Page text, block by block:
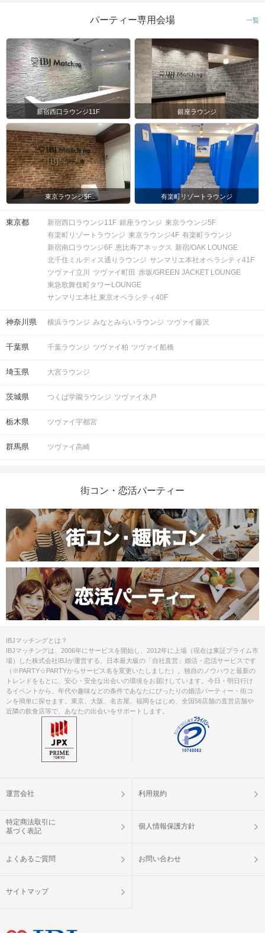
パーティー専用会場 一覧
新宿西口ラウンジ11F 銀座ラウンジ
東京ラウンジ5F 有楽町リゾートラウンジ
東京都 新宿西口ラウンジ11F 銀座ラウンジ 東京ラウンジ5F
有楽町リゾートラウンジ 東京ラウンジ4F 有楽町ラウンジ
新宿南口ラウンジ6F 恵比寿アネックス 新宿/OAK LOUNGE
北千住ミルディス通りラウンジ サンマリエ本社オペラシティ41F
ツヴァイ立川
ツヴァイ町田 赤坂/GREEN JACKET LOUNGE
東急歌舞伎町タワーLOUNGE
サンマリエ本社 東京オペラシティ40F
神奈川県 横浜ラウンジ みなとみらいラウンジ ツヴァイ藤沢
千葉県 千葉ラウンジ ツヴァイ柏 ツヴァイ船橋
埼玉県 大宮ラウンジ
茨城県 つくば学園ラウンジ ツヴァイ水戸
栃木県 ツヴァイ宇都宮
群馬県 ツヴァイ高崎
街コン・恋活パーティー
IBJマッチングとは？
IBJマッチングは、2006年にサービスを開始し、2012年に上場（現在は東証プライム市
場）した株式会社IBJが運営する、日本最大級の「自社直営」婚活・恋活サービスです
（※PARTY☆PARTYからサービス名を変更いたしました）。独自のノウハウと最新の
トレンドをもとに、安心・安全な出会いの環境をお届けしています。今日・明日行け
るイベントから、年代や趣味などの条件であなたにぴったりの婚活パーティー・街コ
ンを簡単に探せます。東京、大阪、名古屋、福岡をはじめ、全国56店舗の直営店舗や
近隣の飲食店等で、あなたの出会いをサポートします。
運営会社 利用規約
特定商法取引に
基づく表記
個人情報保護方針
よくあるご質問 お問い合わせ
サイトマップ